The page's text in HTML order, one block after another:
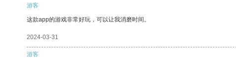
游客
这款app的游戏非常好玩，可以让我消磨时间。
2024-03-31
游客